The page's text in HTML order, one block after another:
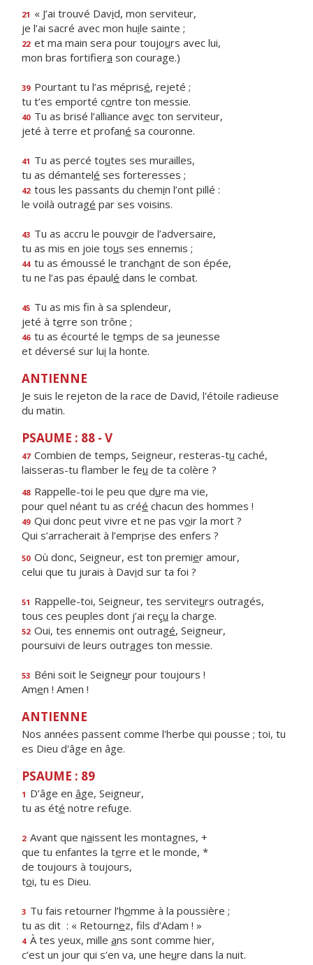
21 « J’ai trouvé David, mon serviteur,
je l’ai sacré avec mon huile sainte ;
22 et ma main sera pour toujours avec lui,
mon bras fortifiera son courage.)
39 Pourtant tu l’as méprisé, rejeté ;
tu t’es emporté contre ton messie.
40 Tu as brisé l’alliance avec ton serviteur,
jeté à terre et profané sa couronne.
41 Tu as percé toutes ses murailles,
tu as démantelé ses forteresses ;
42 tous les passants du chemin l’ont pillé :
le voilà outragé par ses voisins.
43 Tu as accru le pouvoir de l’adversaire,
tu as mis en joie tous ses ennemis ;
44 tu as émoussé le tranchant de son épée,
tu ne l’as pas épaulé dans le combat.
45 Tu as mis fn à sa splendeur,
jeté à terre son trône ;
46 tu as écourté le temps de sa jeunesse
et déversé sur lui la honte.
ANTIENNE
Je suis le rejeton de la race de David, l'étoile radieuse
du matin.
PSAUME : 88 - V
47 Combien de temps, Seigneur, resteras-tu caché,
laisseras-tu flamber le feu de ta colère ?
48 Rappelle-toi le peu que dure ma vie,
pour quel néant tu as créé chacun des hommes !
49 Qui donc peut vivre et ne pas voir la mort ?
Qui s’arracherait à l’emprise des enfers ?
50 Où donc, Seigneur, est ton premier amour,
celui que tu jurais à David sur ta foi ?
51 Rappelle-toi, Seigneur, tes serviteurs outragés,
tous ces peuples dont j’ai reçu la charge.
52 Oui, tes ennemis ont outragé, Seigneur,
poursuivi de leurs outrages ton messie.
53 Béni soit le Seigneur pour toujours !
Amen ! Amen !
ANTIENNE
Nos années passent comme l'herbe qui pousse ; toi, tu
es Dieu d'âge en âge.
PSAUME : 89
1 D’âge en âge, Seigneur,
tu as été notre refuge.
2 Avant que naissent les montagnes, +
que tu enfantes la terre et le monde, *
de toujours à toujours,
toi, tu es Dieu.
3 Tu fais retourner l’homme à la poussière ;
tu as dit : « Retournez, fils d’Adam ! »
4 À tes yeux, mille ans sont comme hier,
c’est un jour qui s’en va, une heure dans la nuit.